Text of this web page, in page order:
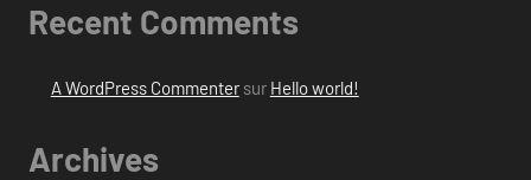
Recent Comments
A WordPress Commentersur Hello world!
Archives